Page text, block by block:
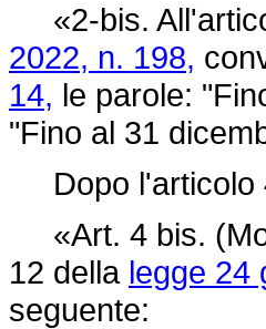
«2-bis.
2022, n. 198,
14, le parole:
"Fino al 31
Dopo l'articolo
«Art. 4 bis.
12 della legge 24
seguente: